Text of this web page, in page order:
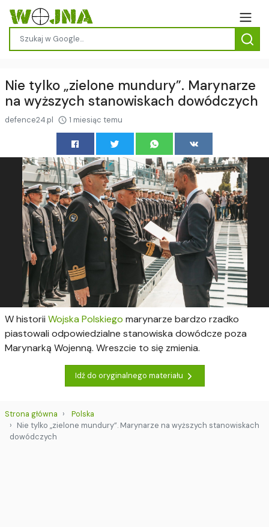
Nie tylko „zielone mundury”. Marynarze
na wyższych stanowiskach dowódczych
defence24.pl 1 miesiąc temu
W historii Wojska Polskiego marynarze bardzo rzadko
piastowali odpowiedzialne stanowiska dowódcze poza
Marynarką Wojenną. Wreszcie to się zmienia.
Idź do oryginalnego materiału
Strona główna
Polska
Nie tylko „zielone mundury”. Marynarze na wyższych stanowiskach
dowódczych